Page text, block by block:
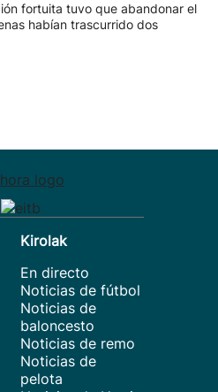
fortuita tuvo que abandonar el
habían trascurrido dos
Kirolak
En directo
Noticias de fútbol
Noticias de
baloncesto
Noticias de remo
Noticias de
pelota